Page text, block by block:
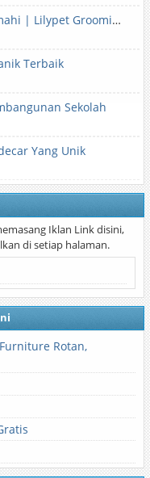
Grooming Kucing & Anjing Cimahi | Lilypet Grooming & Pet Hotel
Terbaik
Sekolah
Yang Unik
Iklan Link disini,
di setiap halaman.
Rotan,